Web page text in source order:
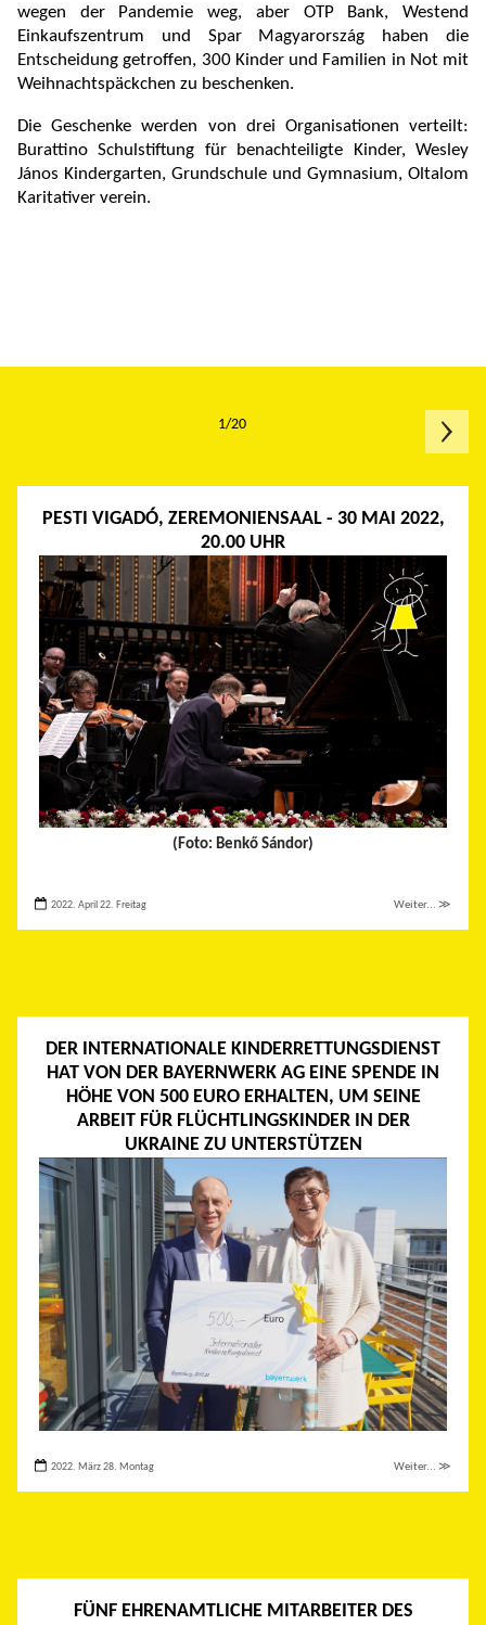
wegen der Pandemie weg, aber OTP Bank, Westend
Einkaufszentrum und Spar Magyarország haben die
Entscheidung getroffen, 300 Kinder und Familien in Not mit
Weihnachtspäckchen zu beschenken.
Die Geschenke werden von drei Organisationen verteilt:
Burattino Schulstiftung für benachteiligte Kinder, Wesley
János Kindergarten, Grundschule und Gymnasium, Oltalom
Karitativer verein.
PESTI VIGADÓ, ZEREMONIENSAAL - 30 MAI 2022,
20.00 UHR
(Foto: Benkő Sándor)
2022. April 22. Freitag Weiter... ≫
DER INTERNATIONALE KINDERRETTUNGSDIENST
HAT VON DER BAYERNWERK AG EINE SPENDE IN
HÖHE VON 500 EURO ERHALTEN, UM SEINE
ARBEIT FÜR FLÜCHTLINGSKINDER IN DER
UKRAINE ZU UNTERSTÜTZEN
2022. März 28. Montag Weiter... ≫
FÜNF EHRENAMTLICHE MITARBEITER DES
1/20